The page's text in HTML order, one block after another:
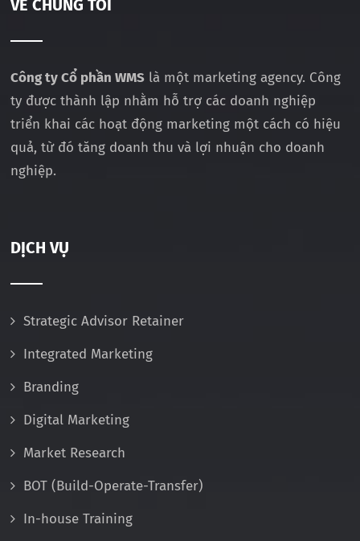
VỀ CHÚNG TÔI
Công ty Cổ phần WMS là một marketing agency. Công
ty được thành lập nhằm hỗ trợ các doanh nghiệp
triển khai các hoạt động marketing một cách có hiệu
quả, từ đó tăng doanh thu và lợi nhuận cho doanh
nghiệp.
DỊCH VỤ
Strategic Advisor Retainer
Integrated Marketing
Branding
Digital Marketing
Market Research
BOT (Build-Operate-Transfer)
In-house Training